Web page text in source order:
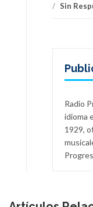
/ Sin
Radio
idioma
1929,